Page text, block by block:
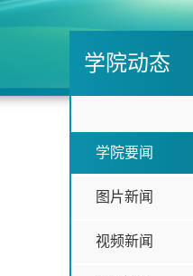
学院动态
学院要闻
图片新闻
视频新闻